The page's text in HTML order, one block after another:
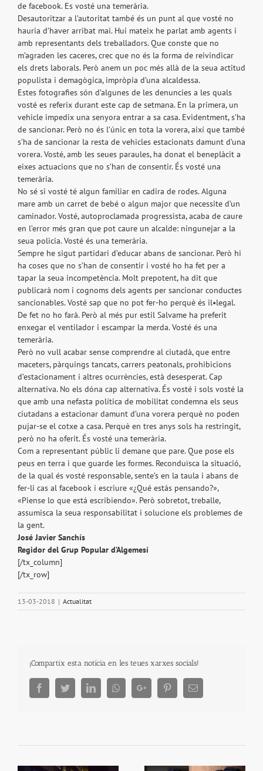
de facebook. Es vosté una temerària.
Desautoritzar a l’autoritat també és un punt al que vosté no
hauria d’haver arribat mai. Hui mateix he parlat amb agents i
amb representants dels treballadors. Que conste que no
m’agraden les caceres, crec que no és la forma de reivindicar
els drets laborals. Però anem un poc més allà de la seua actitud
populista i demagògica, impròpia d’una alcaldessa.
Estes fotografies són d’algunes de les denuncies a les quals
vosté es referix durant este cap de setmana. En la primera, un
vehicle impedix una senyora entrar a sa casa. Evidentment, s’ha
de sancionar. Però no és l’únic en tota la vorera, així que també
s’ha de sancionar la resta de vehicles estacionats damunt d’una
vorera. Vosté, amb les seues paraules, ha donat el beneplàcit a
eixes actuacions que no s’han de consentir. És vosté una
temerària.
No sé si vosté té algun familiar en cadira de rodes. Alguna
mare amb un carret de bebé o algun major que necessite d’un
caminador. Vosté, autoproclamada progressista, acaba de caure
en l’error més gran que pot caure un alcalde: ningunejar a la
seua policia. Vosté és una temerària.
Sempre he sigut partidari d’educar abans de sancionar. Però hi
ha coses que no s’han de consentir i vosté ho ha fet per a
tapar la seua incompetència. Molt prepotent, ha dit que
publicarà nom i cognoms dels agents per sancionar conductes
sancionables. Vosté sap que no pot fer-ho perquè és il•legal.
De fet no ho farà. Però al més pur estil Salvame ha preferit
enxegar el ventilador i escampar la merda. Vosté és una
temerària.
Però no vull acabar sense comprendre al ciutadà, que entre
maceters, pàrquings tancats, carrers peatonals, prohibicions
d’estacionament i altres ocurrències, està desesperat. Cap
alternativa. No els dóna cap alternativa. És vosté i sols vosté la
que amb una nefasta política de mobilitat condemna els seus
ciutadans a estacionar damunt d’una vorera perquè no poden
pujar-se el cotxe a casa. Perquè en tres anys sols ha restringit,
però no ha oferit. És vosté una temerària.
Com a representant públic li demane que pare. Que pose els
peus en terra i que guarde les formes. Reconduïsca la situació,
de la qual és vosté responsable, sente’s en la taula i abans de
fer-li cas al facebook i escriure «¿Qué estás pensando?»,
«Piense lo que está escribiendo». Però sobretot, treballe,
assumisca la seua responsabilitat i solucione els problemes de
la gent.
José Javier Sanchís
Regidor del Grup Popular d’Algemesí
[/tx_column]
[/tx_row]
13-03-2018 | Actualitat
¡Compartix esta notícia en les teues xarxes socials!
FacebookTwitterLinkedInWhatsappGoogle+ PinterestEmail